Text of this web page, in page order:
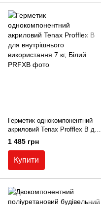
Герметик однокомпонентний
акриловий Tenax Profflex B для
внутрішнього використання 7
кг, Білий
1 485 грн
Купити